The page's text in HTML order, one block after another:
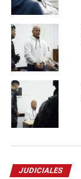
JUDICIALES